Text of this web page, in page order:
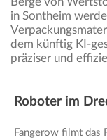
in Sontheim
dem künftig KI-
präziser und
Roboter im
Fangerow filmt das